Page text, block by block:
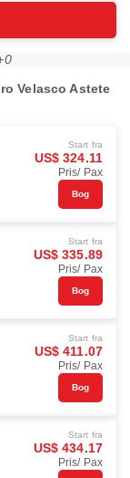
Velasco Astete
Start fra
US$ 324.11
Pris/ Pax
Bog
Start fra
US$ 335.89
Pris/ Pax
Bog
Start fra
US$ 411.07
Pris/ Pax
Bog
Start fra
US$ 434.17
Pris/ Pax